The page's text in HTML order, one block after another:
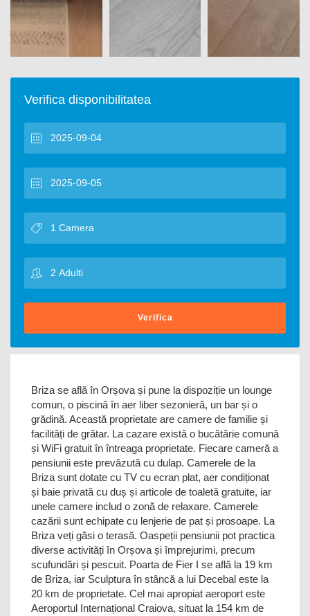
Verifica disponibilitatea
Verifica
Briza se află în Orșova și pune la dispoziție un lounge
comun, o piscină în aer liber sezonieră, un bar și o
grădină. Această proprietate are camere de familie și
facilități de grătar. La cazare există o bucătărie comună
și WiFi gratuit în întreaga proprietate. Fiecare cameră a
pensiunii este prevăzută cu dulap. Camerele de la
Briza sunt dotate cu TV cu ecran plat, aer condiționat
și baie privată cu duș și articole de toaletă gratuite, iar
unele camere includ o zonă de relaxare. Camerele
cazării sunt echipate cu lenjerie de pat și prosoape. La
Briza veți găsi o terasă. Oaspeții pensiunii pot practica
diverse activități în Orșova și împrejurimi, precum
scufundări și pescuit. Poarta de Fier I se află la 19 km
de Briza, iar Sculptura în stâncă a lui Decebal este la
20 km de proprietate. Cel mai apropiat aeroport este
Aeroportul Internațional Craiova, situat la 154 km de